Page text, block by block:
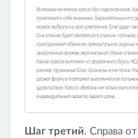
Шаг третий. Справа